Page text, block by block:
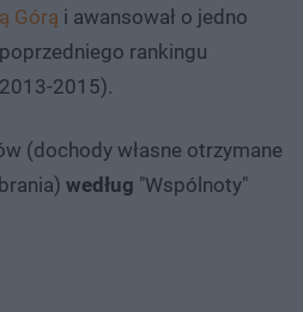
Górą i awansował o jedno
rankingu
2015).
(dochody własne otrzymane
według "Wspólnoty"